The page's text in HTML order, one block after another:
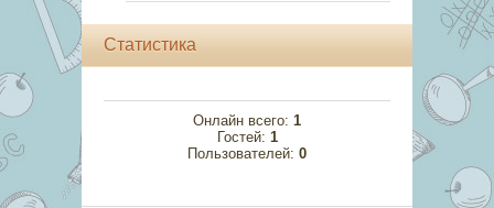
Статистика
Онлайн всего: 1
Гостей: 1
Пользователей: 0